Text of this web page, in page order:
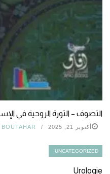
التصوف – الثورة الروحية في
أكتوبر 21, 2025 BOUTAHAR
UNCATEGORIZED
Urologie